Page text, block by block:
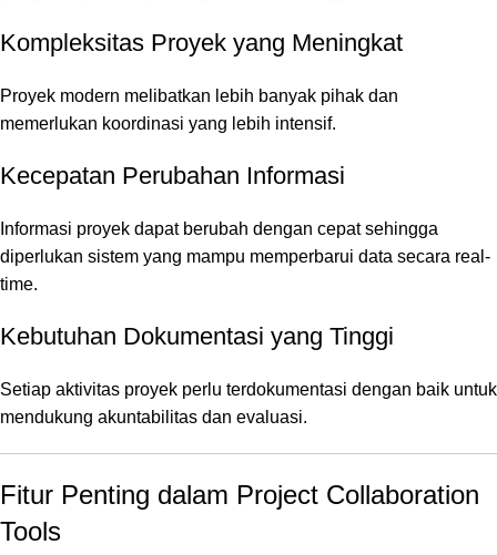
Kompleksitas Proyek yang Meningkat
Proyek modern melibatkan lebih banyak pihak dan
memerlukan koordinasi yang lebih intensif.
Kecepatan Perubahan Informasi
Informasi proyek dapat berubah dengan cepat sehingga
diperlukan sistem yang mampu memperbarui data secara real-
time.
Kebutuhan Dokumentasi yang Tinggi
Setiap aktivitas proyek perlu terdokumentasi dengan baik untuk
mendukung akuntabilitas dan evaluasi.
Fitur Penting dalam Project Collaboration
Tools